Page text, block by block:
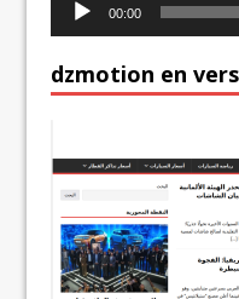
00:00
dzmotion en